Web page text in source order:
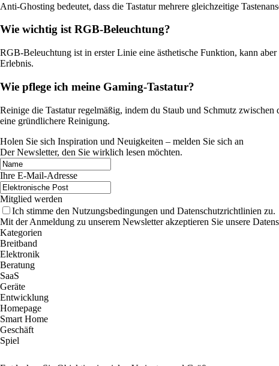
Anti-Ghosting bedeutet, dass die Tastatur mehrere gleichzeitige
Wie wichtig ist RGB-Beleuchtung?
RGB-Beleuchtung ist in erster Linie eine ästhetische Funktion, kann
Erlebnis.
Wie pflege ich meine Gaming-Tastatur?
Reinige die Tastatur regelmäßig, indem du Staub und Schmutz
eine gründlichere Reinigung.
Holen Sie sich Inspiration und Neuigkeiten – melden Sie sich an
Der Newsletter, den Sie wirklich lesen möchten.
Ihre E-Mail-Adresse
Mitglied werden
Ich stimme den Nutzungsbedingungen und Datenschutzrichtlinien zu.
Mit der Anmeldung zu unserem Newsletter akzeptieren Sie unsere
Kategorien
Breitband
Elektronik
Beratung
SaaS
Geräte
Entwicklung
Homepage
Smart Home
Geschäft
Spiel